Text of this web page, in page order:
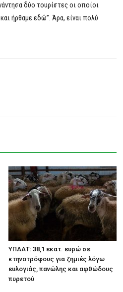
δύο τουρίστες οι οποίοι
ήρθαμε εδώ”. Άρα, είναι πολύ
ΥΠΑΑΤ: 38,1 εκατ. ευρώ σε
κτηνοτρόφους για ζημιές λόγω
ευλογιάς, πανώλης και αφθώδους
πυρετού